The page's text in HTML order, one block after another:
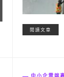
閱讀文章
中小企雲端